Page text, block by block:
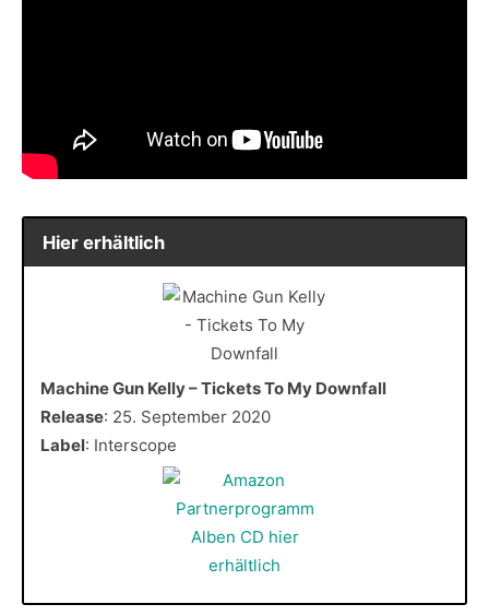
Hier erhältlich
Machine Gun Kelly – Tickets To My Downfall
Release: 25. September 2020
Label: Interscope